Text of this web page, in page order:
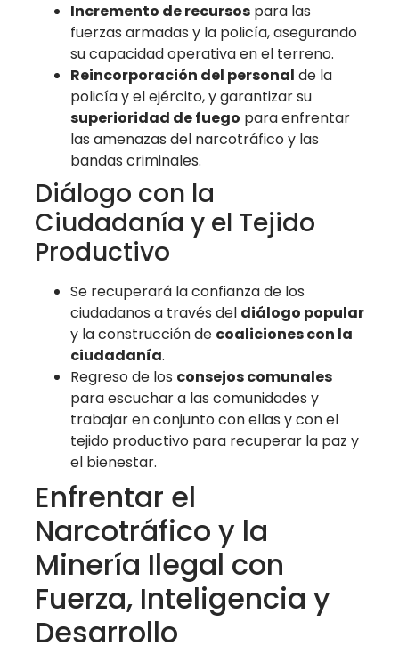
Incremento de recursos para las
fuerzas armadas y la policía, asegurando
su capacidad operativa en el terreno.
Reincorporación del personal de la
policía y el ejército, y garantizar su
superioridad de fuego para enfrentar
las amenazas del narcotráfico y las
bandas criminales.
Diálogo con la
Ciudadanía y el Tejido
Productivo
Se recuperará la confianza de los
ciudadanos a través del diálogo popular
y la construcción de coaliciones con la
ciudadanía.
Regreso de los consejos comunales
para escuchar a las comunidades y
trabajar en conjunto con ellas y con el
tejido productivo para recuperar la paz y
el bienestar.
Enfrentar el
Narcotráfico y la
Minería Ilegal con
Fuerza, Inteligencia y
Desarrollo